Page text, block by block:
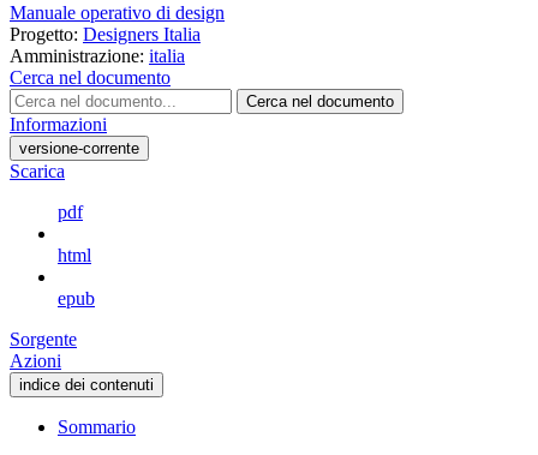
Manuale operativo di design
Progetto: Designers Italia
Amministrazione: italia
Cerca nel documento
Cerca nel documento
Informazioni
versione-corrente
Scarica
pdf
html
epub
Sorgente
Azioni
indice dei contenuti
Sommario